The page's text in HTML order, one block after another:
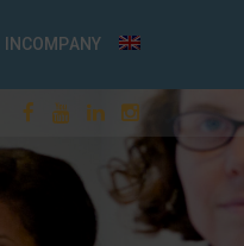
INCOMPANY